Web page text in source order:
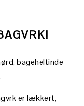
bageheltinde
er lækkert,